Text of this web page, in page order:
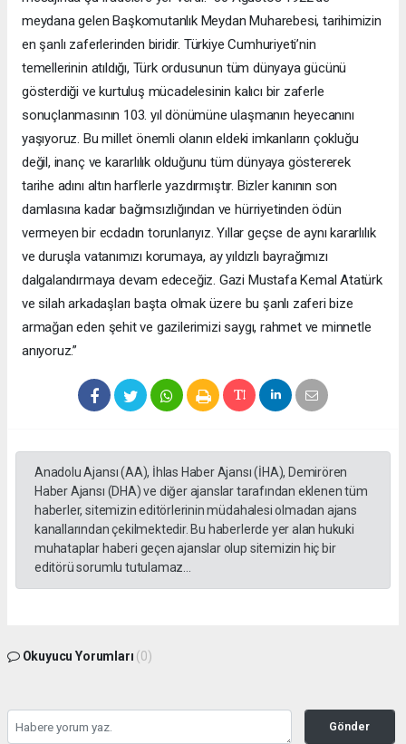
meydana gelen Başkomutanlık Meydan Muharebesi, tarihimizin
en şanlı zaferlerinden biridir. Türkiye Cumhuriyeti’nin
temellerinin atıldığı, Türk ordusunun tüm dünyaya gücünü
gösterdiği ve kurtuluş mücadelesinin kalıcı bir zaferle
sonuçlanmasının 103. yıl dönümüne ulaşmanın heyecanını
yaşıyoruz. Bu millet önemli olanın eldeki imkanların çokluğu
değil, inanç ve kararlılık olduğunu tüm dünyaya göstererek
tarihe adını altın harflerle yazdırmıştır. Bizler kanının son
damlasına kadar bağımsızlığından ve hürriyetinden ödün
vermeyen bir ecdadın torunlarıyız. Yıllar geçse de aynı kararlılık
ve duruşla vatanımızı korumaya, ay yıldızlı bayrağımızı
dalgalandırmaya devam edeceğiz. Gazi Mustafa Kemal Atatürk
ve silah arkadaşları başta olmak üzere bu şanlı zaferi bize
armağan eden şehit ve gazilerimizi saygı, rahmet ve minnetle
anıyoruz.”
Anadolu Ajansı (AA), İhlas Haber Ajansı (İHA), Demirören
Haber Ajansı (DHA) ve diğer ajanslar tarafından eklenen tüm
haberler, sitemizin editörlerinin müdahalesi olmadan ajans
kanallarından çekilmektedir. Bu haberlerde yer alan hukuki
muhataplar haberi geçen ajanslar olup sitemizin hiç bir
editörü sorumlu tutulamaz...
Okuyucu Yorumları (0)
Gönder